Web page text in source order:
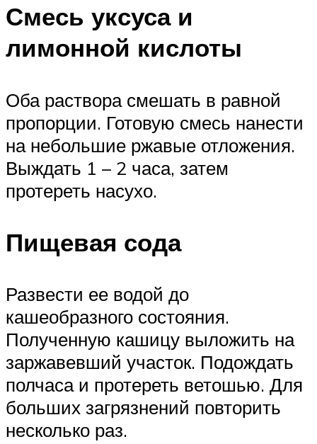
Смесь уксуса и
лимонной кислоты
Оба раствора смешать в равной
пропорции. Готовую смесь нанести
на небольшие ржавые отложения.
Выждать 1 – 2 часа, затем
протереть насухо.
Пищевая сода
Развести ее водой до
кашеобразного состояния.
Полученную кашицу выложить на
заржавевший участок. Подождать
полчаса и протереть ветошью. Для
больших загрязнений повторить
несколько раз.